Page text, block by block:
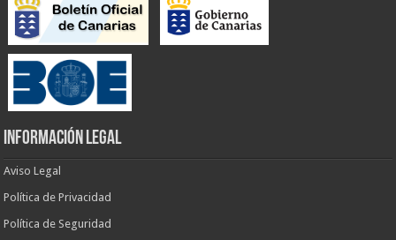
INFORMACIÓN LEGAL
Aviso Legal
Política de Privacidad
Política de Seguridad